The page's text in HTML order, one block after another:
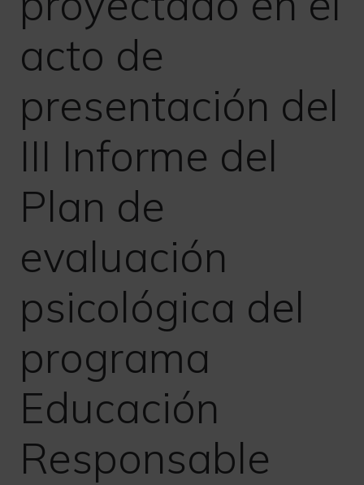
acto de
presentación del
III Informe del
Plan de
evaluación
psicológica del
programa
Educación
Responsable